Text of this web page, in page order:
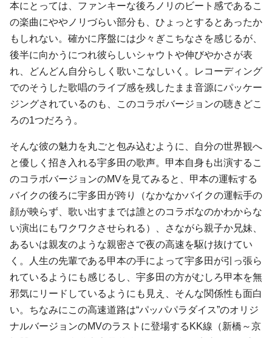
本にとっては、ファンキーな後ろノリのビート感であるこ
の楽曲にややノリづらい部分も、ひょっとするとあったか
もしれない。確かに序盤には少々ぎこちなさを感じるが、
後半に向かうにつれ彼らしいシャウトや伸びやかさが表
れ、どんどん自分らしく歌いこなしいく。レコーディング
でのそうした歌唱のライブ感を残したまま音源にパッケー
ジングされているのも、このコラボバージョンの聴きどこ
ろの1つだろう。
そんな彼の魅力を丸ごと包み込むように、自分の世界観へ
と優しく招き入れる宇多田の歌声。甲本自身も出演するこ
のコラボバージョンのMVを見てみると、甲本の運転する
バイクの後ろに宇多田が跨り（なかなかバイクの運転手の
顔が映らず、歌い出すまでは誰とのコラボなのかわからな
い演出にもワクワクさせられる）、さながら親子か兄妹、
あるいは親友のような親密さで夜の高速を駆け抜けてい
く。人生の先輩である甲本の手によって宇多田が引っ張ら
れているようにも感じるし、宇多田の方がむしろ甲本を無
邪気にリードしているようにも見え、そんな関係性も面白
い。ちなみにこの高速道路は“パッパパラダイス”のオリジ
ナルバージョンのMVのラストに登場するKK線（新橋～京